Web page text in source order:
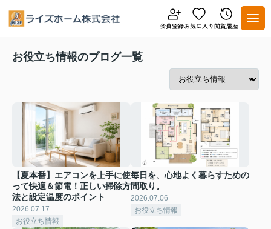
お役立ち情報のブログ一覧
【夏本番】エアコンを上手に使
って快適＆節電！正しい掃除方
法と設定温度のポイント
2026.07.17
お役立ち情報
毎日を、心地よく暮らすための
間取り。
2026.07.06
お役立ち情報